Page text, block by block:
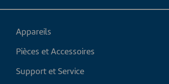
Appareils
Pièces et Accessoires
Support et Service